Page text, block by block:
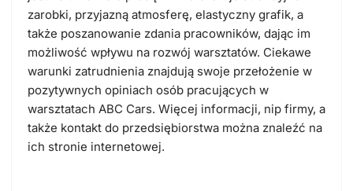
zarobki, przyjazną atmosferę, elastyczny grafik, a
także poszanowanie zdania pracowników, dając im
możliwość wpływu na rozwój warsztatów. Ciekawe
warunki zatrudnienia znajdują swoje przełożenie w
pozytywnych opiniach osób pracujących w
warsztatach ABC Cars. Więcej informacji, nip firmy, a
także kontakt do przedsiębiorstwa można znaleźć na
ich stronie internetowej.